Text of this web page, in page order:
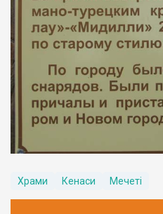
Храми Кенаси Мечеті